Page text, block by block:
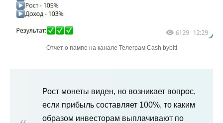
Отчет о пампе на канале Телеграм Cash bybit!
Рост монеты виден, но возникает вопрос,
если прибыль составляет 100%, то каким
образом инвесторам выплачивают по